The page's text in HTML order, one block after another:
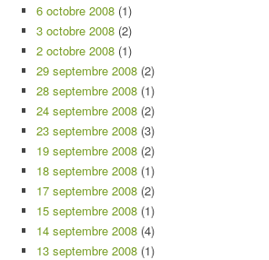
6 octobre 2008 (1)
3 octobre 2008 (2)
2 octobre 2008 (1)
29 septembre 2008 (2)
28 septembre 2008 (1)
24 septembre 2008 (2)
23 septembre 2008 (3)
19 septembre 2008 (2)
18 septembre 2008 (1)
17 septembre 2008 (2)
15 septembre 2008 (1)
14 septembre 2008 (4)
13 septembre 2008 (1)